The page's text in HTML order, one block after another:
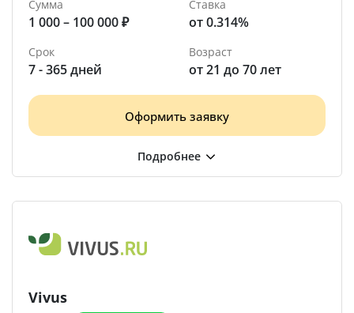
Сумма
1 000 – 100 000 ₽
Ставка
от 0.314%
Срок
7 - 365 дней
Возраст
от 21 до 70 лет
Оформить заявку
Vivus